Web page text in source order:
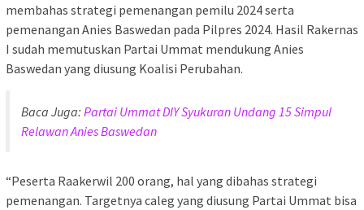
membahas strategi pemenangan pemilu 2024 serta
pemenangan Anies Baswedan pada Pilpres 2024. Hasil Rakernas
I sudah memutuskan Partai Ummat mendukung Anies
Baswedan yang diusung Koalisi Perubahan.
Baca Juga: Partai Ummat DIY Syukuran Undang 15 Simpul
Relawan Anies Baswedan
“Peserta Raakerwil 200 orang, hal yang dibahas strategi
pemenangan. Targetnya caleg yang diusung Partai Ummat bisa